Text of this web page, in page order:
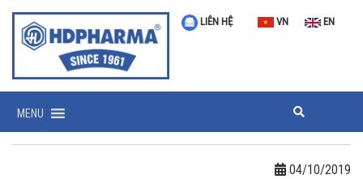
LIÊN HỆ VN EN
MENU
04/10/2019